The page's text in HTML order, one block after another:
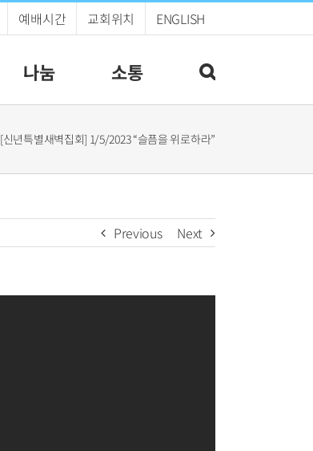
예배시간 교회위치 ENGLISH
나눔 소통
[신년특별새벽집회] 1/5/2023 “슬픔을 위로하라”
Previous Next